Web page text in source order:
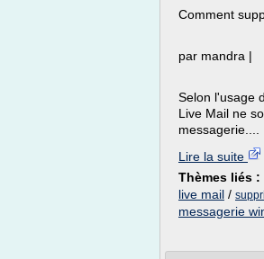
Comment
par mandra |
Selon l'usage
Live Mail ne
messagerie....
Lire la suite
Thèmes liés :
live mail /
messagerie